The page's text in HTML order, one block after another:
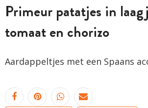
Primeur patatjes in
tomaat en chorizo
Aardappeltjes met een Spaans